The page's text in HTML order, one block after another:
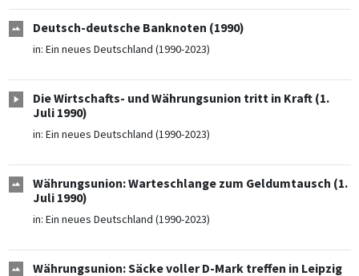
Deutsch-deutsche Banknoten (1990)
in: Ein neues Deutschland (1990-2023)
Die Wirtschafts- und Währungsunion tritt in Kraft (1.
Juli 1990)
in: Ein neues Deutschland (1990-2023)
Währungsunion: Warteschlange zum Geldumtausch (1.
Juli 1990)
in: Ein neues Deutschland (1990-2023)
Währungsunion: Säcke voller D-Mark treffen in Leipzig